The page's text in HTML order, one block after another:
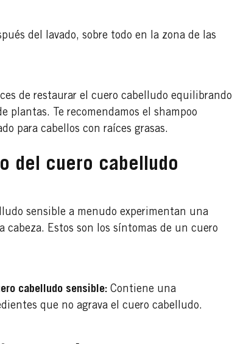
del lavado, sobre todo en la zona de las
de restaurar el cuero cabelludo equilibrando
plantas. Te recomendamos el shampoo
para cabellos con raíces grasas.
del cuero cabelludo
sensible a menudo experimentan una
cabeza. Estos son los síntomas de un cuero
cabelludo sensible:Contiene una
que no agrava el cuero cabelludo.